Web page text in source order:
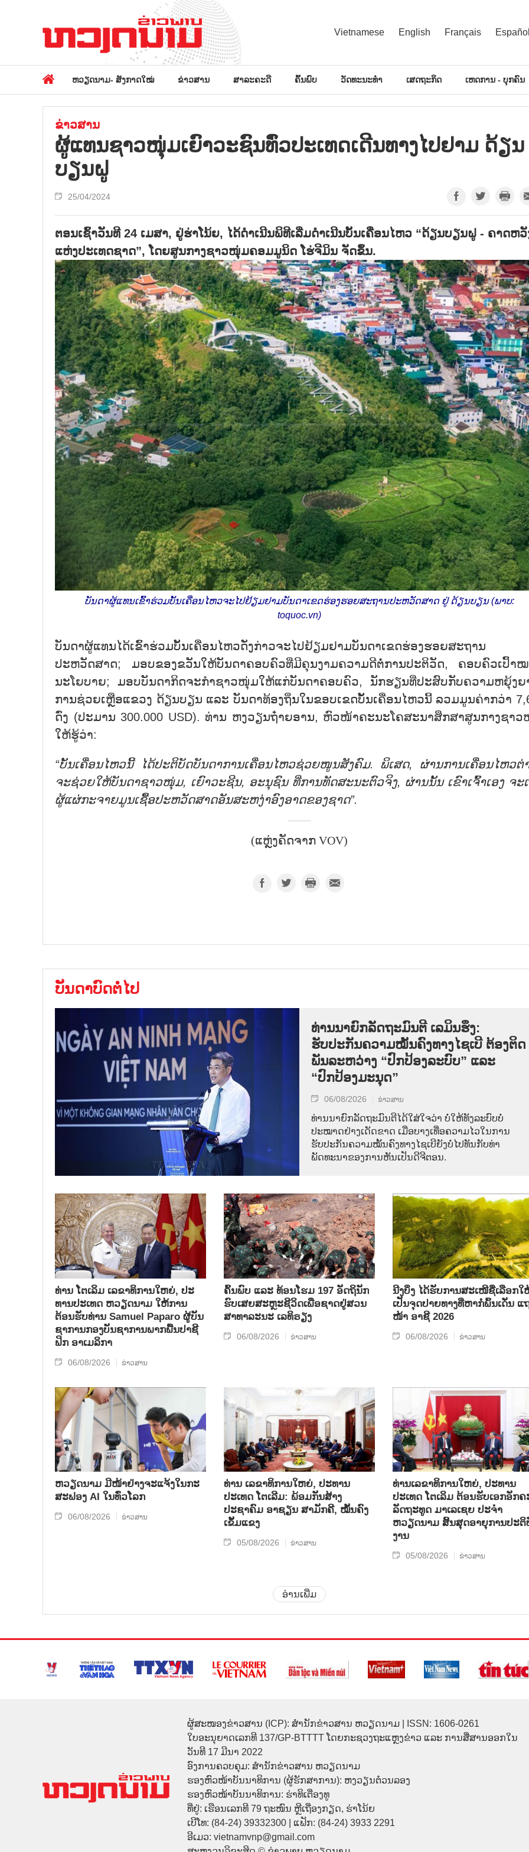
Vietnamese English Français
ຫວຽດນາມ- ສັງກາດໃໝ່ ຂ່າວສານ ສາລະຄະດີ ຄົ້ນພົບ ວັດທະນະທຳ ເສດຖະກິດ ເຫດການ - ບຸກຄົນ
ຂ່າວສານ
ຜູ້​ແທນ​ຊາວ​ໜຸ່ມ​ເຍົາ​ວະ​ຊົນ​ທົ່ວ​ປະ​ເທດ​ເດີນ​ທາງ​ໄປ​ຢາມ ດ້ຽນ​
ບຽນ​ຝູ
25/04/2024
ຕອນເຊົ້າວັນທີ 24 ເມສາ, ຢູ່ຮ່າໂນ້ຍ, ໄດ້ດຳເນີນພິທີເລີ່ມດຳເນີນບັ້ນເຄື່ອນໄຫວ “ດ້ຽນບຽນຝູ - ຄາດຫວັ
ແຫ່ງປະເທດຊາດ”, ໂດຍສູນກາງຊາວໜຸ່ມຄອມມູນິດ ໂຮ່ຈີມິນ ຈັດຂຶ້ນ.
ບັນດາຜູ້ແທນເຂົ້າຮ່ວມບັ້ນເຄື່ອນໄຫວຈະໄປຢ້ຽມຢາມບັນດາເຂດຮ່ອງຮອຍສະຖານປະຫວັດສາດ ຢູ່ ດ້ຽນບຽນ (ພາບ:
toquoc.vn)
ບັນດາຜູ້ແທນໄດ້ເຂົ້າຮ່ວມບັ້ນເຄື່ອນໄຫວດັ່ງກ່າວຈະໄປຢ້ຽມຢາມບັນດາເຂດຮ່ອງຮອຍສະຖານ
ປະຫວັດສາດ; ມອບຂອງຂວັນໃຫ້ບັນດາຄອບຄົວທີ່ມີຄຸນງາມຄວາມດີຕໍ່ການປະຕິວັດ, ຄອບຄົວເປົ້າ
ນະໂຍບາຍ; ມອບບັນດາກິດຈະກຳຊາວໜຸ່ມໃຫ້ແກ່ບັນດາຄອບຄົວ, ນັກຮຽນທີ່ປະສົບກັບຄວາມຫຍຸ້ງຍ
ການຊ່ວຍເຫຼືອແຂວງ ດ້ຽນບຽນ ແລະ ບັນດາທ້ອງຖິ່ນໃນຂອບເຂດບັ້ນເຄື່ອນໄຫວນີ້ ລວມມູນຄ່າກວ່າ
ດົ່ງ (ປະມານ 300.000 USD). ທ່ານ ຫງວຽນຖ໋າຍອານ, ຫົວໜ້າຄະນະໂຄສະນາສຶກສາສູນກາງຊາ
ໃຫ້ຮູ້ວ່າ:
“ບັ້ນເຄື່ອນໄຫວນີ້ ໄດ້ປະຕິບັດບັນດາການເຄື່ອນໄຫວຊ່ວຍໜູນສັງຄົມ. ພິເສດ, ຜ່ານການເຄື່ອນໄຫວຕ່
ຈະຊ່ວຍໃຫ້ບັນດາຊາວໜຸ່ມ, ເຍົາວະຊີນ, ອະນຸຊົນ ທີ່ການທັດສະນະຕົວຈິງ, ຜ່ານນັ້ນ ເຂົາເຈົ້າເອງ ຈະ
ຜູ້ແຜ່ກະຈາຍມູນເຊື້ອປະຫວັດສາດອັນສະຫງ່າອົງອາດຂອງຊາດ”.
(ແຫຼ່ງຄັດຈາກ VOV)
ບັນດາບົດຕໍ່ໄປ
ທ່ານນາຍົກລັດຖະມົນຕີ ເລມິນຮຶງ:
ຮັບປະກັນຄວາມໝັ້ນຄົງທາງໄຊເບີ ຕ້ອງຕິດ
ພັນລະຫວ່າງ “ປົກປ້ອງລະບົບ” ແລະ
“ປົກປ້ອງມະນຸດ”
06/08/2026 ຂ່າວສານ
ທ່ານນາຍົກລັດຖະມົນຕີໄດ້ໃສ່ໃຈວ່າ ບໍ່ໃຫ້ທັງລະບົບບໍ່
ປະໝາດຢ່າງເດັດຂາດ ເມື່ອບາງເທື່ອຄວາມໄວໃນການ
ຮັບປະກັນຄວາມໝັ້ນຄົງທາງໄຊເບີຍັງບໍ່ໄປທັນກັບທ່າ
ພັດທະນາຂອງການຫັນເປັນດີຈີຕອນ.
ທ່ານ ໂຕ​ເລິມ ເລ​ຂາ​ທິ​ການ​ໃຫຍ່, ປະ​
ທານ​ປະ​ເທດ ​ຫວຽດ​ນາມ ໃຫ້​ການ​
ຕ້ອນ​ຮັບ​ທ່ານ Samuel Paparo ຜູ້​ບັນ​
ຊາ​ການກອງ​ບັນ​ຊາ​ການພາກ​ພື້ນ​ປາ​ຊີ​
ຟິກ ອາ​ເມ​ລິ​ກາ
06/08/2026 ຂ່າວສານ
ຄົ້ນ​ພົບ ແລະ ທ້ອນ​ໂຮມ 197 ອັດ​ຖິ​ນັກ​
ຮົບ​ເສຍ​ສະຫຼະ​ຊີ​ວິດ​ເພື່ອ​ຊາດ​ຢູ່​ສວນ​
ສາ​ທາ​ລະ​ນະ ເລ​ທິ​ຣຽງ
06/08/2026 ຂ່າວສານ
ນີງບິ່ງ ໄດ້ຮັບການສະເໜີຊື່ເລືອກໃ
ເປັນຈຸດປາຍທາງທີ່ຫາກໍ່ພົ້ນເດັ່ນ ແ
ໜ້າ ອາຊີ 2026
06/08/2026 ຂ່າວສານ
ຫວຽດນາມ ມີໜ້າຢ່າງຈະແຈ້ງໃນກະ
ສະຟອງ AI ໃນທົ່ວໂລກ
06/08/2026 ຂ່າວສານ
ທ່ານ ເລຂາທິການໃຫຍ່, ປະທານ
ປະເທດ ໂຕເລີມ: ພ້ອມກັນສ້າງ
ປະຊາຄົມ ອາຊຽນ ສາມັກຄີ, ໝັ້ນຄົງ
ເຂັ້ມແຂງ
05/08/2026 ຂ່າວສານ
ທ່ານເລຂາທິການໃຫຍ່, ປະທານ
ປະເທດ ໂຕເລິມ ຕ້ອນຮັບເອກອັກຄ
ລັດຖະທູດ ມາເລເຊຍ ປະຈຳ
ຫວຽດນາມ ສິ້ນສຸດອາຍຸການປະຕິ
ງານ
05/08/2026 ຂ່າວສານ
ອ່ານເພີ່ມ
ຜູ້ສະໜອງຂ່າວສານ (ICP): ສຳນັກຂ່າວສານ ຫວຽດນາມ | ISSN: 1606-0261
ໃບອະນຸຍາດເລກທີ 137/GP-BTTTT ໂດຍກະຊວງຖະແຫຼງຂ່າວ ແລະ ການສື່ສານອອກໃນ
ວັນທີ 17 ມີນາ 2022
ອົງການຄວບຄຸມ: ສຳນັກຂ່າວສານ ຫວຽດນາມ
ຮອງຫົວໜ້າບັນນາທິການ (ຜູ້ຮັກສາການ): ຫງວຽນຕ໋ວນລອງ
ຮອງຫົວໜ້າບັນນາທິການ: ຮ່າທິເຕື່ອງທູ
ທີ່ຢູ່: ເຮືອນເລກທີ 79 ຖະໜົນ ຫຼີເຖື່ອງກຽດ, ຮ່າໂນ້ຍ
ເບີໂທ: (84-24) 39332300 | ແຟັກ: (84-24) 3933 2291
ອີເມວ: vietnamvnp@gmail.com